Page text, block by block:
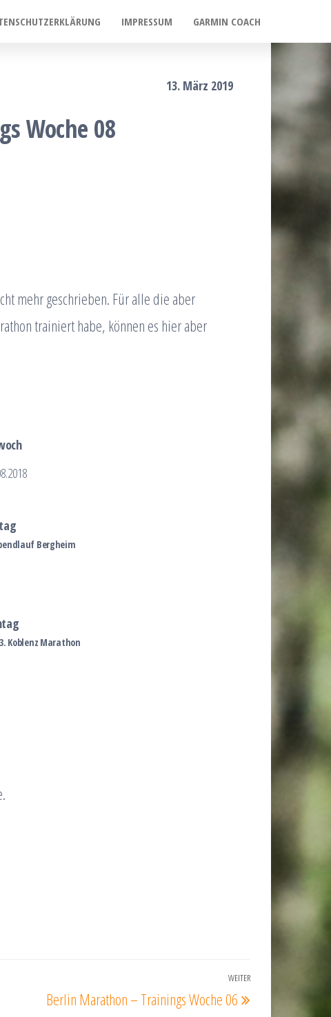
IMPRESSUM GARMIN COACH
13. März 2019
Woche 08
mehr geschrieben. Für alle die aber
trainiert habe, können es hier aber
Bergheim
Koblenz Marathon
Nächster
WEITER
Berlin Marathon – Trainings Woche 06